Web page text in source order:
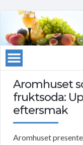
Aromhuset
fruktsoda:
eftersmak
Aromhuset